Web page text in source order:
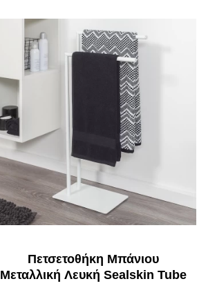
Πετσετοθήκη Μπάνιου
Μεταλλική Λευκή Sealskin Tube